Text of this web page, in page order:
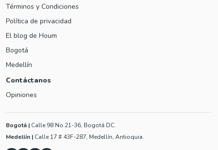
Términos y Condiciones
Política de privacidad
El blog de Houm
Bogotá
Medellín
Contáctanos
Opiniones
Bogotá | Calle 98 No.21-36, Bogotá DC.
Medellín | Calle 17 # 43F-287, Medellín, Antioquia.